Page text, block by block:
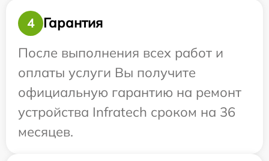
4
Гарантия
После выполнения всех работ и
оплаты услуги Вы получите
официальную гарантию на ремонт
устройства Infratech сроком на 36
месяцев.